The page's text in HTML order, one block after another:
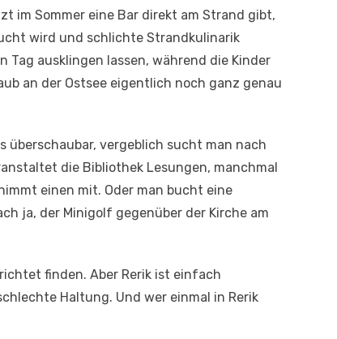
im Sommer eine Bar direkt am Strand gibt,
wird und schlichte Strandkulinarik
Tag ausklingen lassen, während die Kinder
an der Ostsee eigentlich noch ganz genau
überschaubar, vergeblich sucht man nach
die Bibliothek Lesungen, manchmal
einen mit. Oder man bucht eine
ja, der Minigolf gegenüber der Kirche am
finden. Aber Rerik ist einfach
Haltung. Und wer einmal in Rerik